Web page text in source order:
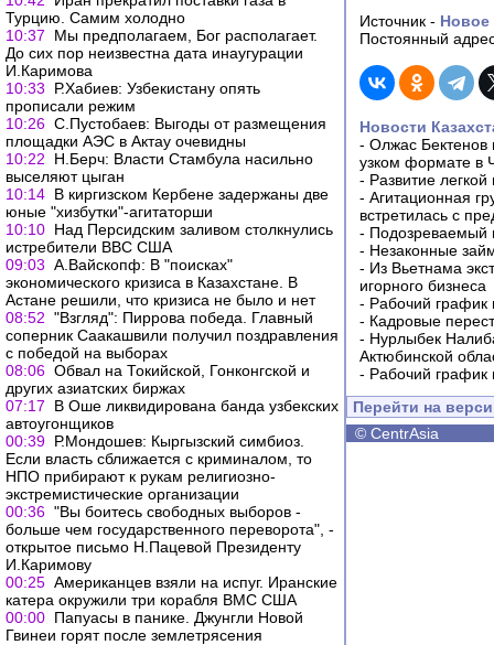
Турцию. Самим холодно
10:37
Мы предполагаем, Бог располагает.
До сих пор неизвестна дата инаугурации
И.Каримова
10:33
Р.Хабиев: Узбекистану опять
прописали режим
10:26 С.Пустобаев: Выгоды от размещения
площадки АЭС в Актау очевидны
10:22
Н.Берч: Власти Стамбула насильно
выселяют цыган
10:14 В киргизском Кербене задержаны две
юные "хизбутки"-агитаторши
10:10 Над Персидским заливом столкнулись
истребители ВВС США
09:03 А.Вайскопф: В "поисках"
экономического кризиса в Казахстане. В
Астане решили, что кризиса не было и нет
08:52 "Взгляд": Пиррова победа. Главный
соперник Саакашвили получил поздравления
с победой на выборах
08:06 Обвал на Токийской, Гонконгской и
других азиатских биржах
07:17
В Оше ликвидирована банда узбекских
автоугонщиков
00:39 Р.Мондошев: Кыргызский симбиоз.
Если власть сближается с криминалом, то
НПО прибирают к рукам религиозно-
экстремистические организации
00:36 "Вы боитесь свободных выборов -
больше чем государственного переворота", -
открытое письмо Н.Пацевой Президенту
И.Каримову
00:25 Американцев взяли на испуг. Иранские
катера окружили три корабля ВМС США
00:00 Папуасы в панике. Джунгли Новой
Гвинеи горят после землетрясения
Источник - Новое
Постоянный
Новости
- Олжас Бектенов
узком формате в
- Развитие
- Агитационная
встретилась с
- Подозреваемый
- Незаконные
- Из Вьетнама
игорного бизнеса
- Рабочий график
- Кадровые
- Нурлыбек
Актюбинской
- Рабочий график
Перейти на
© CentrAsia